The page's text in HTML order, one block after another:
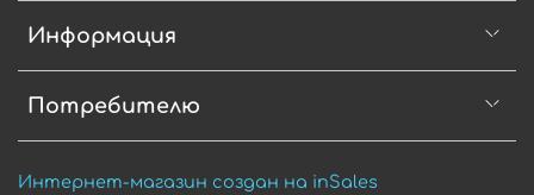
Информация
Потребителю
Интернет-магазин создан на inSales